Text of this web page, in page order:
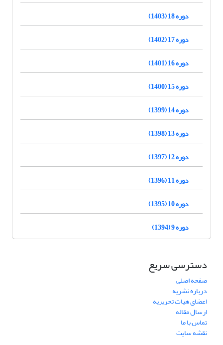
دوره 18 (1403)
دوره 17 (1402)
دوره 16 (1401)
دوره 15 (1400)
دوره 14 (1399)
دوره 13 (1398)
دوره 12 (1397)
دوره 11 (1396)
دوره 10 (1395)
دوره 9 (1394)
دسترسی سریع
صفحه اصلی
درباره نشریه
اعضای هیات تحریریه
ارسال مقاله
تماس با ما
نقشه سایت